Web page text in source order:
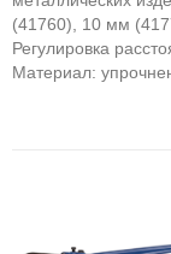
(41760), 10 мм
Регулировка
Материал: